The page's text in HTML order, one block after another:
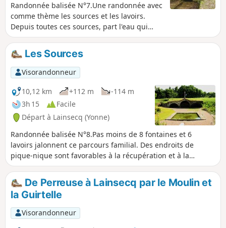
Randonnée balisée N°7.Une randonnée avec
comme thème les sources et les lavoirs.
Depuis toutes ces sources, part l'eau qui
alimente le Bassin Parisien par les nappes
phréatiques et la Seine par le Loing.
Parcours superbement bien balisé (N°7) et
sans dégradation du milieu naturel (plus de
peinture sur les arbres, monuments ou
maisons). Cet itinéraire peut être pratiqué à
cheval ou en VTT (en sens inverse si
possible).
Les Sources
Visorandonneur
10,12 km
+112 m
-114 m
3h 15
Facile
Départ à Lainsecq (Yonne)
Randonnée balisée N°8.Pas moins de 8 fontaines et 6
lavoirs jalonnent ce parcours familial. Des endroits de
pique-nique sont favorables à la récupération et à la
détente (Fontaine de la Lune, de la Pisserotte...). Une
promenade très agréable, vallonnée certes mais avec un joli
patrimoine à découvrir!Circuit réalisable en VTT.
De Perreuse à Lainsecq par le Moulin et
la Guirtelle
Visorandonneur